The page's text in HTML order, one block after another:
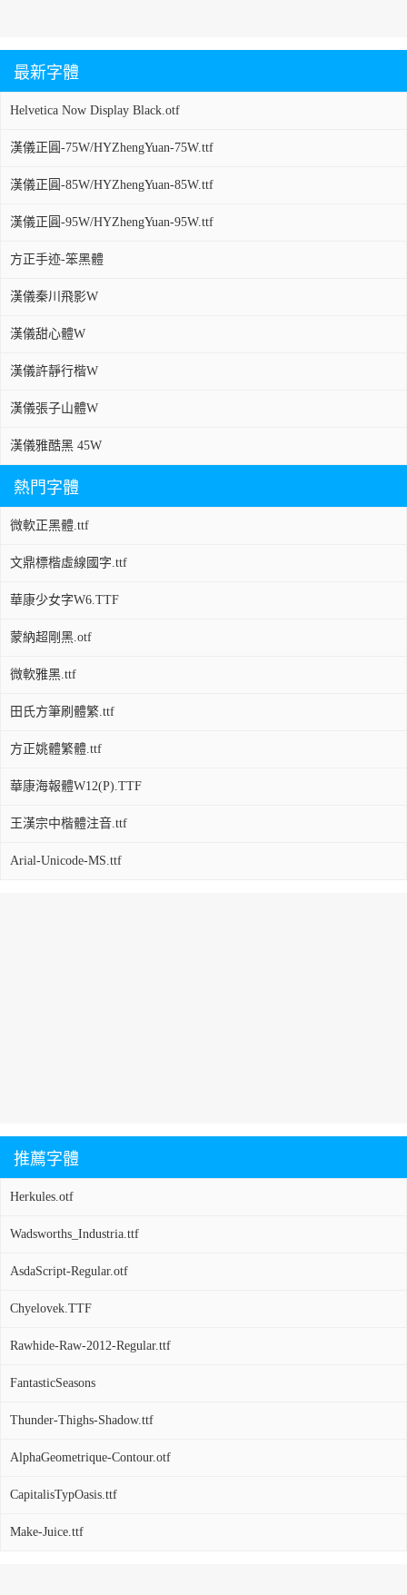
最新字體
Helvetica Now Display Black.otf
漢儀正圓-75W/HYZhengYuan-75W.ttf
漢儀正圓-85W/HYZhengYuan-85W.ttf
漢儀正圓-95W/HYZhengYuan-95W.ttf
方正手迹-笨黑體
漢儀秦川飛影W
漢儀甜心體W
漢儀許靜行楷W
漢儀張子山體W
漢儀雅酷黑 45W
熱門字體
微軟正黑體.ttf
文鼎標楷虛線國字.ttf
華康少女字W6.TTF
蒙納超剛黑.otf
微軟雅黑.ttf
田氏方筆刷體繁.ttf
方正姚體繁體.ttf
華康海報體W12(P).TTF
王漢宗中楷體注音.ttf
Arial-Unicode-MS.ttf
推薦字體
Herkules.otf
Wadsworths_Industria.ttf
AsdaScript-Regular.otf
Chyelovek.TTF
Rawhide-Raw-2012-Regular.ttf
FantasticSeasons
Thunder-Thighs-Shadow.ttf
AlphaGeometrique-Contour.otf
CapitalisTypOasis.ttf
Make-Juice.ttf